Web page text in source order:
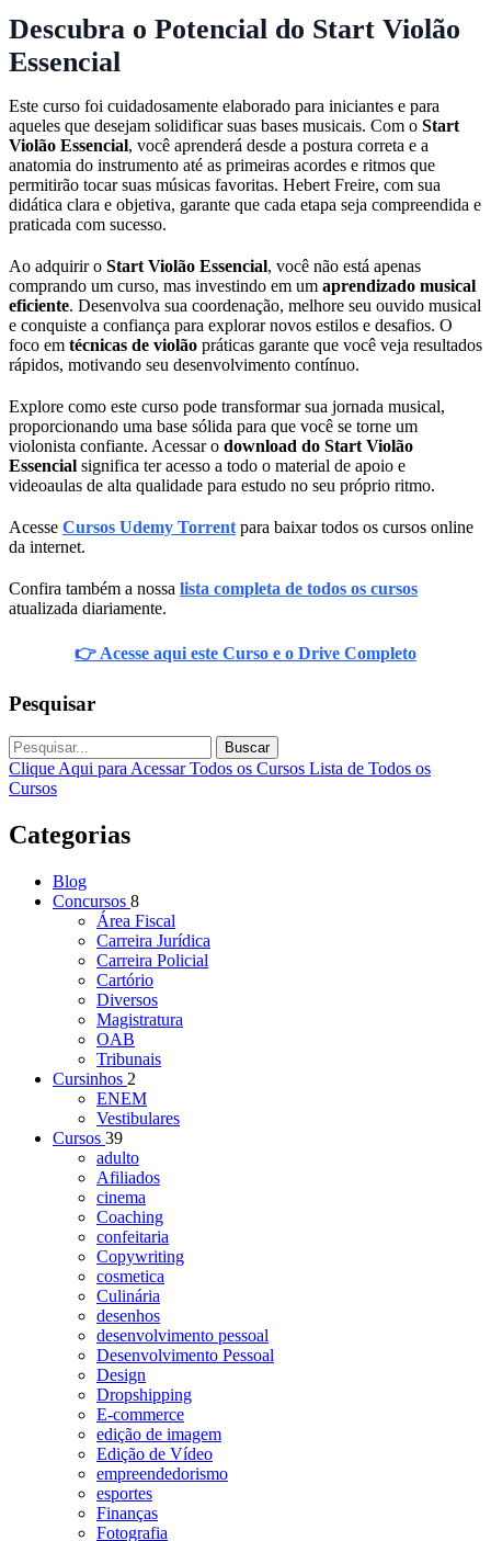
Descubra o Potencial do Start Violão
Essencial
Este curso foi cuidadosamente elaborado para iniciantes e para
aqueles que desejam solidificar suas bases musicais. Com o Start
Violão Essencial, você aprenderá desde a postura correta e a
anatomia do instrumento até as primeiras acordes e ritmos que
permitirão tocar suas músicas favoritas. Hebert Freire, com sua
didática clara e objetiva, garante que cada etapa seja compreendida e
praticada com sucesso.
Ao adquirir o Start Violão Essencial, você não está apenas
comprando um curso, mas investindo em um aprendizado musical
eficiente. Desenvolva sua coordenação, melhore seu ouvido musical
e conquiste a confiança para explorar novos estilos e desafios. O
foco em técnicas de violão práticas garante que você veja resultados
rápidos, motivando seu desenvolvimento contínuo.
Explore como este curso pode transformar sua jornada musical,
proporcionando uma base sólida para que você se torne um
violonista confiante. Acessar o download do Start Violão
Essencial significa ter acesso a todo o material de apoio e
videoaulas de alta qualidade para estudo no seu próprio ritmo.
Acesse Cursos Udemy Torrent para baixar todos os cursos online
da internet.
Confira também a nossa lista completa de todos os cursos
atualizada diariamente.
👉 Acesse aqui este Curso e o Drive Completo
Pesquisar
Buscar
Clique Aqui para Acessar Todos os Cursos Lista de Todos os
Cursos
Categorias
Blog
Concursos 8
Área Fiscal
Carreira Jurídica
Carreira Policial
Cartório
Diversos
Magistratura
OAB
Tribunais
Cursinhos 2
ENEM
Vestibulares
Cursos 39
adulto
Afiliados
cinema
Coaching
confeitaria
Copywriting
cosmetica
Culinária
desenhos
desenvolvimento pessoal
Desenvolvimento Pessoal
Design
Dropshipping
E-commerce
edição de imagem
Edição de Vídeo
empreendedorismo
esportes
Finanças
Fotografia